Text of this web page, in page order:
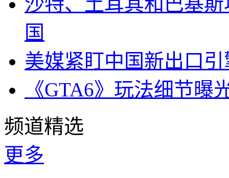
国
美媒紧盯中国新出口
《GTA6》玩法细节
频道精选
更多